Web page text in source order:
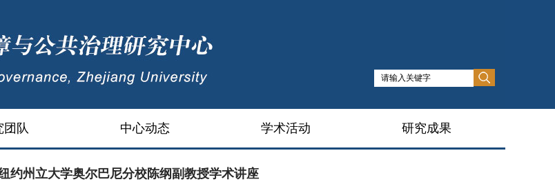
团队 中心动态 学术活动 研究成果
约州立大学奥尔巴尼分校陈纲副教授学术讲座